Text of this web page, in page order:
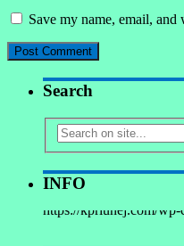
Save my name, email,
Search
INFO